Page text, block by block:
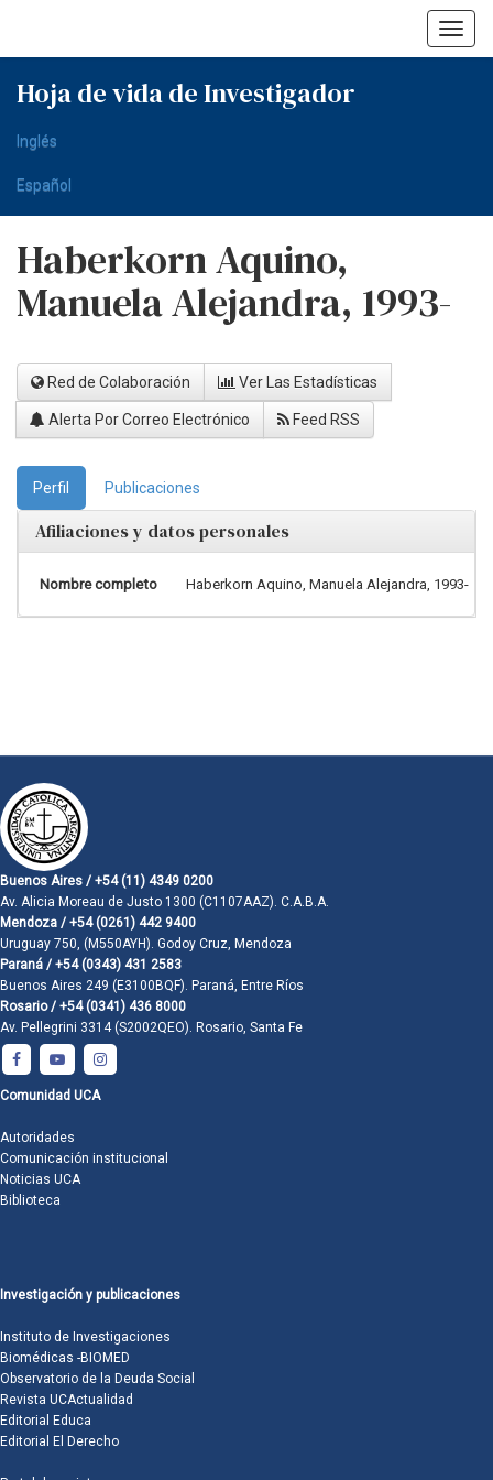
Hoja de vida de Investigador
Inglés
Español
Haberkorn Aquino,
Manuela Alejandra, 1993-
Red de Colaboración Ver Las Estadísticas
Alerta Por Correo Electrónico Feed RSS
Perfil Publicaciones
Afiliaciones y datos personales
Nombre completo Haberkorn Aquino, Manuela Alejandra, 1993-
Buenos Aires / +54 (11) 4349 0200
Av. Alicia Moreau de Justo 1300 (C1107AAZ). C.A.B.A.
Mendoza / +54 (0261) 442 9400
Uruguay 750, (M550AYH). Godoy Cruz, Mendoza
Paraná / +54 (0343) 431 2583
Buenos Aires 249 (E3100BQF). Paraná, Entre Ríos
Rosario / +54 (0341) 436 8000
Av. Pellegrini 3314 (S2002QEO). Rosario, Santa Fe
Comunidad UCA
Autoridades
Comunicación institucional
Noticias UCA
Biblioteca
Investigación y publicaciones
Instituto de Investigaciones
Biomédicas -BIOMED
Observatorio de la Deuda Social
Revista UCActualidad
Editorial Educa
Editorial El Derecho